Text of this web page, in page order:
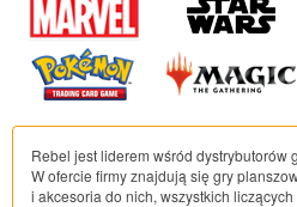
Rebel jest liderem wśród dystrybutorów
W ofercie firmy znajdują się gry
i akcesoria do nich, wszystkich